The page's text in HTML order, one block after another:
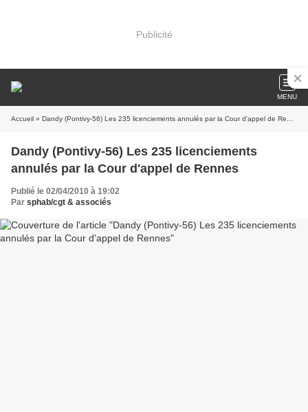
Publicité
MENU
Accueil » Dandy (Pontivy-56) Les 235 licenciements annulés par la Cour d'appel de Rennes
Dandy (Pontivy-56) Les 235 licenciements
annulés par la Cour d'appel de Rennes
Publié le 02/04/2010 à 19:02
Par sphab/cgt & associés